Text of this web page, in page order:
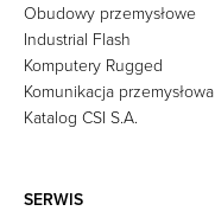
Obudowy przemysłowe
Industrial Flash
Komputery Rugged
Komunikacja przemysłowa
Katalog CSI S.A.
SERWIS